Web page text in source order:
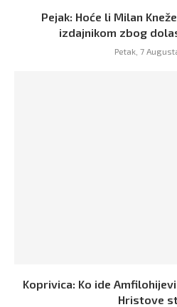
Pejak: Hoće li Milan
izdajnikom zbog
Petak, 7
Koprivica: Ko ide
Hristove